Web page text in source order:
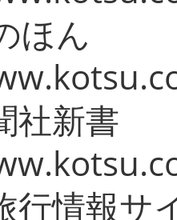
ほん
社新書
行情報サ